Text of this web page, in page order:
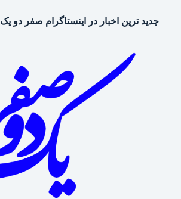
جدید ترین اخبار در اینستاگرام صفر دو یک